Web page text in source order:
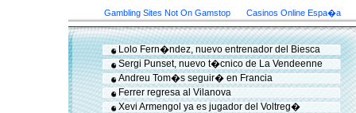
Gambling Sites Not On Gamstop Casinos Online Espa�a
Lolo Fern�ndez, nuevo entrenador del Biesca
Sergi Punset, nuevo t�cnico de La Vendeenne
Andreu Tom�s seguir� en Francia
Ferrer regresa al Vilanova
Xevi Armengol ya es jugador del Voltreg�